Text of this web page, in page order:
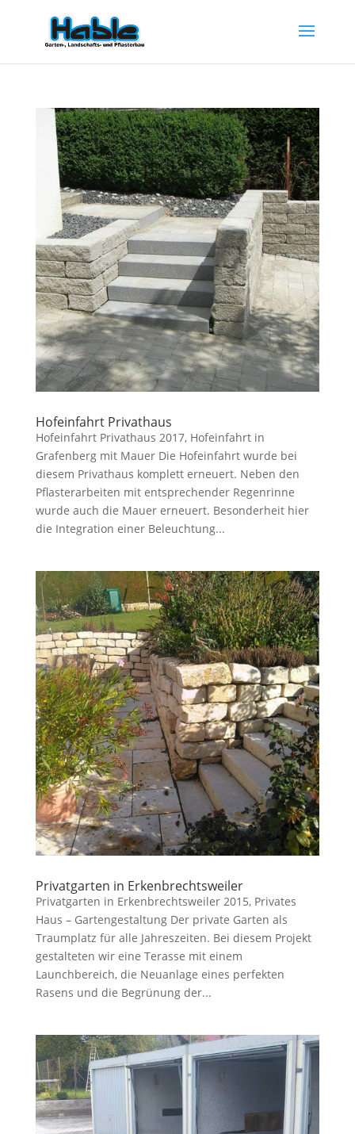
Hofeinfahrt Privathaus
Hofeinfahrt Privathaus 2017, Hofeinfahrt in
Grafenberg mit Mauer Die Hofeinfahrt wurde bei
diesem Privathaus komplett erneuert. Neben den
Pflasterarbeiten mit entsprechender Regenrinne
wurde auch die Mauer erneuert. Besonderheit hier
die Integration einer Beleuchtung...
Privatgarten in Erkenbrechtsweiler
Privatgarten in Erkenbrechtsweiler 2015, Privates
Haus – Gartengestaltung Der private Garten als
Traumplatz für alle Jahreszeiten. Bei diesem Projekt
gestalteten wir eine Terasse mit einem
Launchbereich, die Neuanlage eines perfekten
Rasens und die Begrünung der...